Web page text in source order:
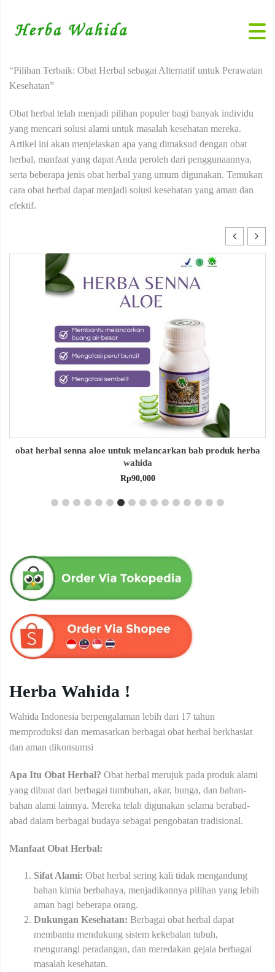
“Pilihan Terbaik: Obat Herbal sebagai Alternatif untuk Perawatan
Kesehatan”
Obat herbal telah menjadi pilihan populer bagi banyak individu
yang mencari solusi alami untuk masalah kesehatan mereka.
Artikel ini akan menjelaskan apa yang dimaksud dengan obat
herbal, manfaat yang dapat Anda peroleh dari penggunaannya,
serta beberapa jenis obat herbal yang umum digunakan. Temukan
cara obat herbal dapat menjadi solusi kesehatan yang aman dan
efektif.
obat herbal senna aloe untuk melancarkan bab produk herba
wahida
Rp90,000
Herba Wahida !
Wahida Indonesia berpengalaman lebih dari 17 tahun
memproduksi dan memasarkan berbagai obat herbal berkhasiat
dan aman dikonsumsi
Apa Itu Obat Herbal? Obat herbal merujuk pada produk alami
yang dibuat dari berbagai tumbuhan, akar, bunga, dan bahan-
bahan alami lainnya. Mereka telah digunakan selama berabad-
abad dalam berbagai budaya sebagai pengobatan tradisional.
Manfaat Obat Herbal:
Sifat Alami: Obat herbal sering kali tidak mengandung
bahan kimia berbahaya, menjadikannya pilihan yang lebih
aman bagi beberapa orang.
Dukungan Kesehatan: Berbagai obat herbal dapat
membantu mendukung sistem kekebalan tubuh,
mengurangi peradangan, dan meredakan gejala berbagai
masalah kesehatan.